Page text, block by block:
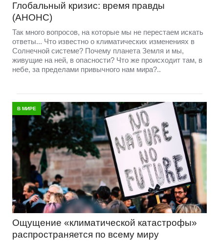
Глобальный кризис: время правды
(АНОНС)
Так много вопросов, на которые мы не перестаем искать
ответы... Что известно о климатических изменениях в
Солнечной системе? Почему планета Земля и мы,
живущие на ней, в опасности? Что же происходит там, в
небе, за пределами привычного нам мира?..
В МИРЕ
Ощущение «климатической катастрофы»
распространяется по всему миру